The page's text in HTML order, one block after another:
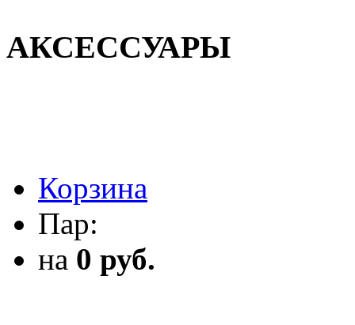
АКСЕССУАРЫ
Корзина
Пар:
на 0 руб.